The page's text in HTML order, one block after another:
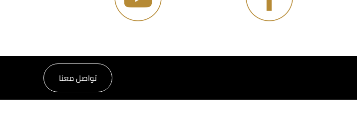
تواصل معنا